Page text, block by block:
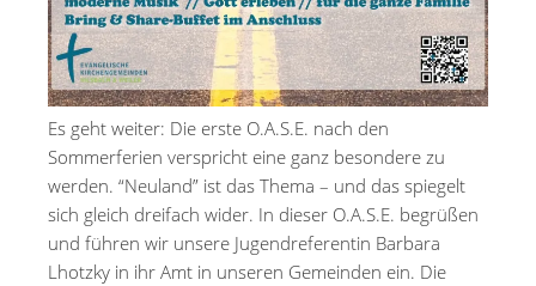
Es geht weiter: Die erste O.A.S.E. nach den
Sommerferien verspricht eine ganz besondere zu
werden. “Neuland” ist das Thema – und das spiegelt
sich gleich dreifach wider. In dieser O.A.S.E. begrüßen
und führen wir unsere Jugendreferentin Barbara
Lhotzky in ihr Amt in unseren Gemeinden ein. Die